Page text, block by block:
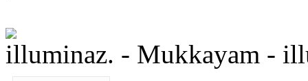
illuminaz. - Mukkayam -